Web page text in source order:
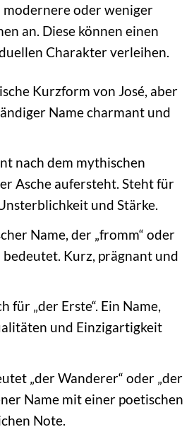
modernere oder weniger
an. Diese können einen
Charakter verleihen.
Kurzform von José, aber
Name charmant und
nach dem mythischen
Asche aufersteht. Steht für
und Stärke.
Name, der „fromm“ oder
bedeutet. Kurz, prägnant und
für „der Erste“. Ein Name,
und Einzigartigkeit
„der Wanderer“ oder „der
Name mit einer poetischen
Note.